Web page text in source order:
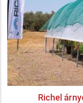
Richel